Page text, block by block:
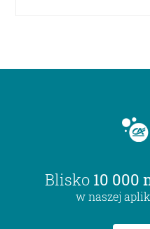
Blisko 10 000
w naszej